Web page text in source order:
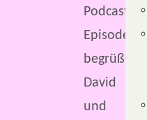
Podcast-
Episode
begrüßen
David
und